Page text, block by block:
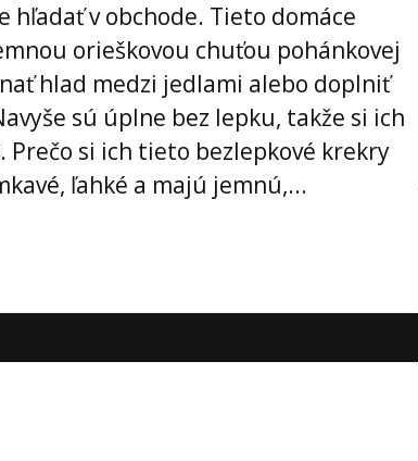
hľadať v obchode. Tieto domáce
orieškovou chuťou pohánkovej
hlad medzi jedlami alebo doplniť
sú úplne bez lepku, takže si ich
si ich tieto bezlepkové krekry
ľahké a majú jemnú,...